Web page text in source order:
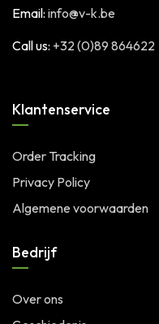
Email: info@v-k.be
Call us: +32 (0)89 864622
Klantenservice
Order Tracking
Privacy Policy
Algemene voorwaarden
Bedrijf
Over ons